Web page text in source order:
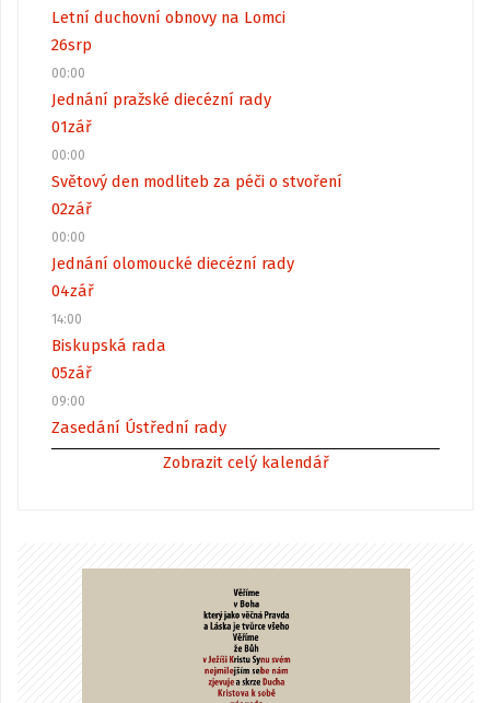
Letní duchovní obnovy na Lomci
26srp
00:00
Jednání pražské diecézní rady
01zář
00:00
Světový den modliteb za péči o stvoření
02zář
00:00
Jednání olomoucké diecézní rady
04zář
14:00
Biskupská rada
05zář
09:00
Zasedání Ústřední rady
Zobrazit celý kalendář